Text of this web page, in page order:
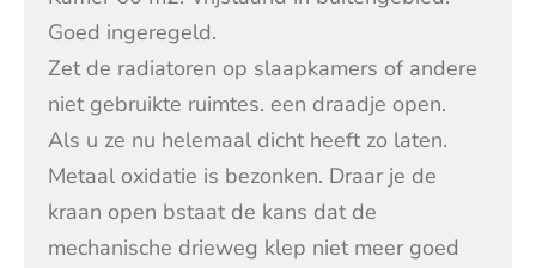
Goed ingeregeld.
Zet de radiatoren op slaapkamers of andere
niet gebruikte ruimtes. een draadje open.
Als u ze nu helemaal dicht heeft zo laten.
Metaal oxidatie is bezonken. Draar je de
kraan open bstaat de kans dat de
mechanische drieweg klep niet meer goed